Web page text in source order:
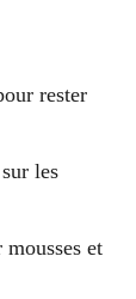
rester
les
et